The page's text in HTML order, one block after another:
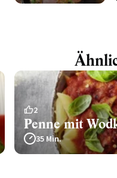
2
Penne mit
35 Min.